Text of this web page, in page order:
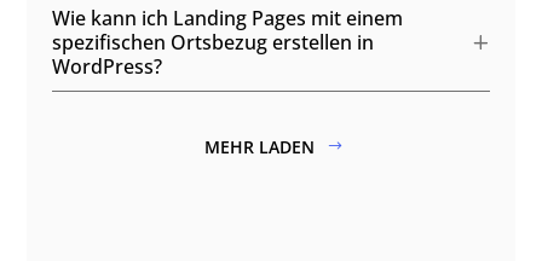
Wie kann ich Landing Pages mit einem
spezifischen Ortsbezug erstellen in
WordPress?
MEHR LADEN